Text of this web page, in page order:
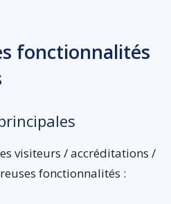
fonctionnalités
visiteurs / accréditations /
fonctionnalités :